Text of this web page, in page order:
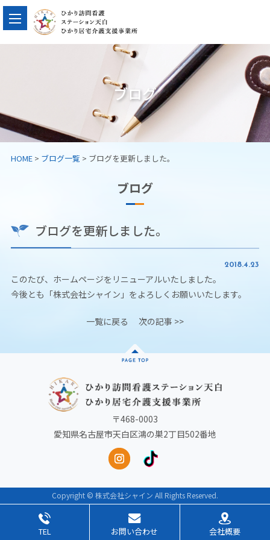
ブログ
HOME> ブログ一覧 > ブログを更新しました。
ブログ
ブログを更新しました。
2018.4.23
このたび、ホームページをリニューアルいたしました。
今後とも「株式会社シャイン」をよろしくお願いいたします。
一覧に戻る 次の記事 >>
〒468-0003
愛知県名古屋市天白区鴻の巣2丁目502番地
Copyright © 株式会社シャイン All Rights Reserved.
TEL お問い合わせ 会社概要